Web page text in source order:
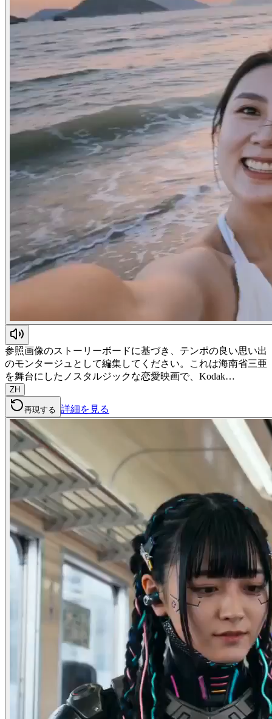
参照画像のストーリーボードに基づき、テンポの良い思い出
のモンタージュとして編集してください。これは海南省三亜
を舞台にしたノスタルジックな恋愛映画で、Kodak…
ZH
再現する 詳細を見る